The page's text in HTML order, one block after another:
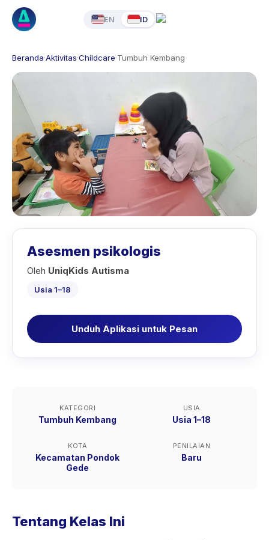
EN ID
Beranda·Aktivitas·Childcare·Tumbuh Kembang
Asesmen psikologis
Oleh UniqKids Autisma
Usia 1–18
Unduh Aplikasi untuk Pesan
KATEGORI
Tumbuh Kembang
USIA
Usia 1–18
KOTA
Kecamatan Pondok
Gede
PENILAIAN
Baru
Tentang Kelas Ini